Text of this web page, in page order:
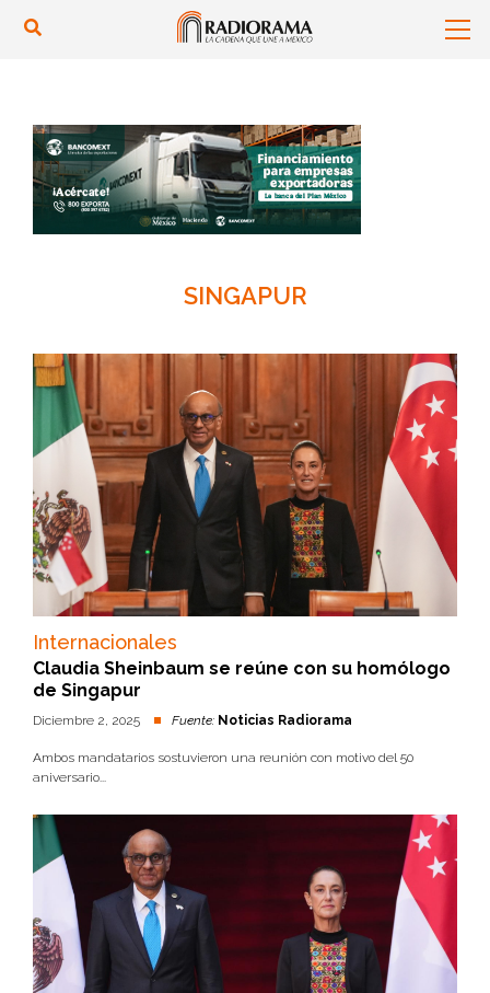
SINGAPUR
Internacionales
Claudia Sheinbaum se reúne con su homólogo
de Singapur
Diciembre 2, 2025 Fuente: Noticias Radiorama
Ambos mandatarios sostuvieron una reunión con motivo del 50
aniversario...